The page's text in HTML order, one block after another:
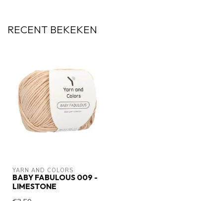
RECENT BEKEKEN
YARN AND COLORS
BABY FABULOUS 009 -
LIMESTONE